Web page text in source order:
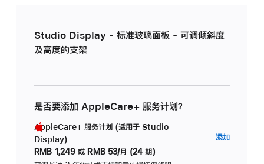
Studio Display - 标准玻璃面板 - 可调倾斜度
及高度的支架
是否要添加 AppleCare+ 服务计划？
AppleCare+ 服务计划 (适用于 Studio
Display)
RMB 1,249 或 RMB 53/月 (24 期)
添加